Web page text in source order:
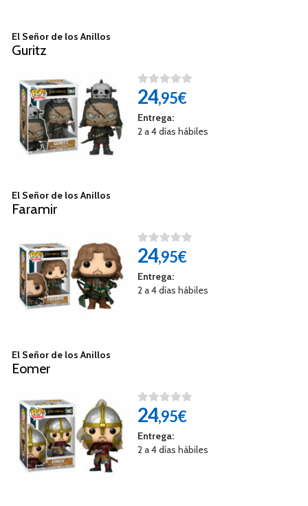
El Señor de los Anillos
Guritz
24,95€
Entrega:
2 a 4 días hábiles
El Señor de los Anillos
Faramir
24,95€
Entrega:
2 a 4 días hábiles
El Señor de los Anillos
Eomer
24,95€
Entrega:
2 a 4 días hábiles